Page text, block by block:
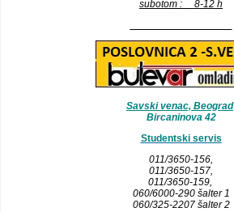
subotom : 8-12 h
Savski venac, Beograd
Bircaninova 42
Studentski servis
011/3650-156,
011/3650-157,
011/3650-159,
060/6000-290 šalter 1
060/325-2207 šalter 2